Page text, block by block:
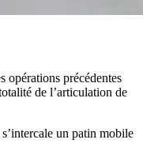
opérations précédentes
de l’articulation de
s’intercale un patin mobile